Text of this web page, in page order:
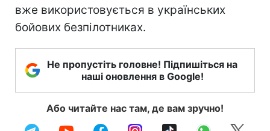
вже використовується в українських
бойових безпілотниках.
Не пропустіть головне! Підпишіться на
наші оновлення в Google!
Або читайте нас там, де вам зручно!